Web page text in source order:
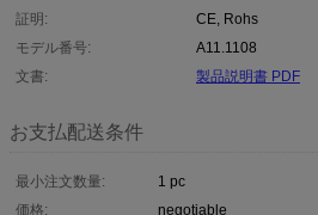
証明:
CE, Rohs
モデル番号:
A11.1108
文書:
製品説明書 PDF
お支払配送条件
最小注文数量:
1 pc
価格:
negotiable